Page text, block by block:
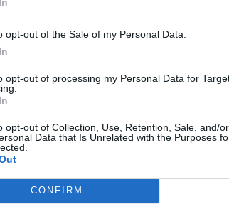
opt-out of the Sale of my Personal Data.
opt-out of processing my Personal Data for
opt-out of Collection, Use, Retention, Sale, and/
Data that Is Unrelated with the Purposes
CONFIRM
μεγαλύτερη άνοδο καταγράφουν οι
της Viohalco (+1,94%), της
μετοχές τηςJumbo (-1,64%), της
1,06%).